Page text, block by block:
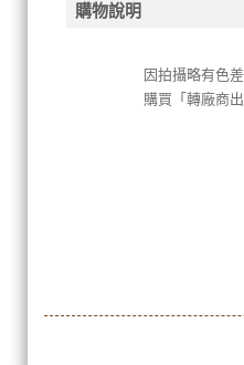
購物說明
因拍攝略有色
購買「轉廠商